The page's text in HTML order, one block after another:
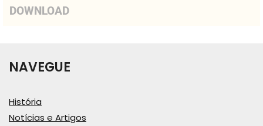
DOWNLOAD
NAVEGUE
História
Notícias e Artigos